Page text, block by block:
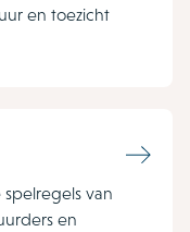
en toezicht
van
en